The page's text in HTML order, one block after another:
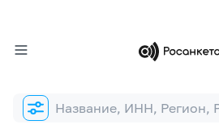
Форма
поиска